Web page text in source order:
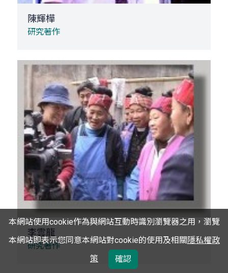
陳輝樺
研究著作
李雲龍
研究著作
本網站使用cookie作為與網站互動時識別瀏覽器之用，瀏覽
本網站即表示您同意本網站對cookie的使用及相關隱私權政
策
確認